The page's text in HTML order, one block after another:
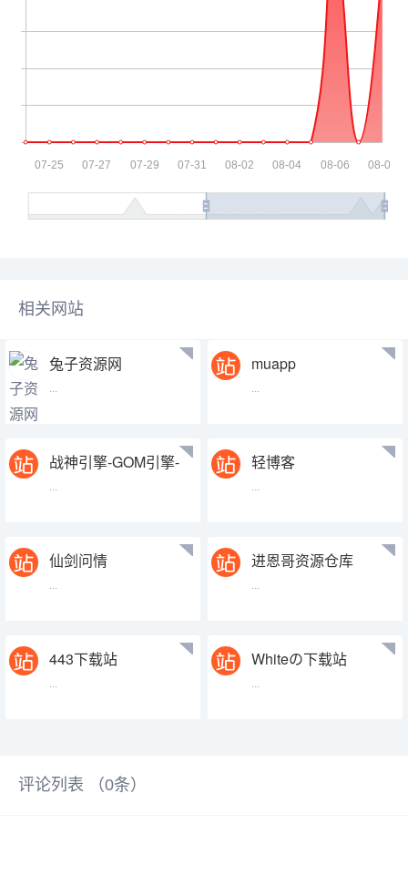
相关网站
兔子资源网
...
muapp
...
战神引擎-GOM引擎-
...
轻博客
...
仙剑问情
...
进恩哥资源仓库
...
443下载站
...
Whiteの下载站
...
评论列表 （0条）